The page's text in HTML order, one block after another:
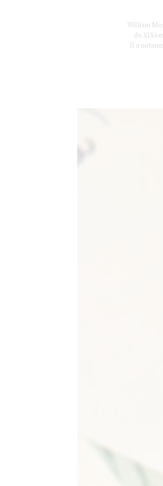
William
du
Il a